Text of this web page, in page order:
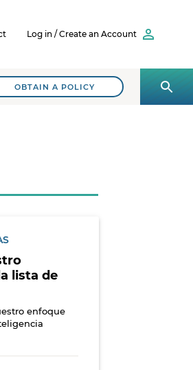
Log in / Create an Account
OBTAIN A POLICY
lista de
enfoque